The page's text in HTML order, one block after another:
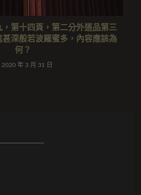
第十四頁，第二分外道品第三
深般若波羅蜜多，內容應該為
何？
2020 年 3 月 31 日